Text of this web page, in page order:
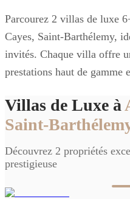
Parcourez 2 villas de luxe
Cayes, Saint-Barthélemy,
invités. Chaque villa offre
prestations haut de gamme
Villas de Luxe à
Saint-
Découvrez 2 propriétés
prestigieuse